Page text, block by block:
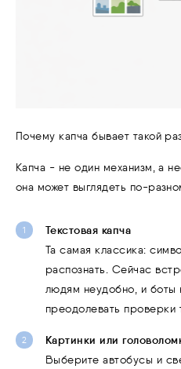
Почему капча бывает такой
Капча - не один механизм, а
она может выглядеть по-
Текстовая капча
Та самая классика:
распознать. Сейчас
людям неудобно, и боты
преодолевать проверки
Картинки или
Выберите автобусы и